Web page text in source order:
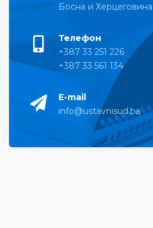
Босна и Херцеговина
Телефон
+387 33 251 226
+387 33 561 134
E-mail
info@ustavnisud.ba